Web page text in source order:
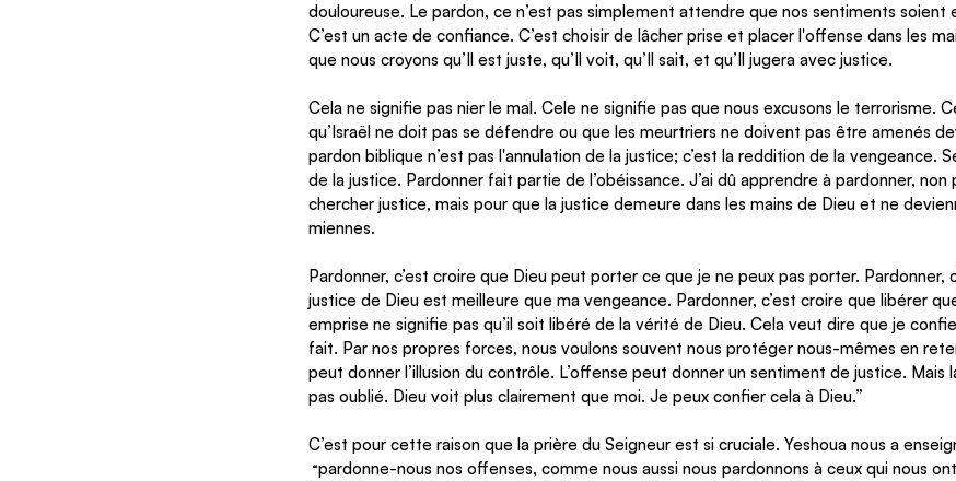
douloureuse. Le pardon, ce n’est pas simplement attendre que nos sentiments soient
C’est un acte de confiance. C’est choisir de lâcher prise et placer l'offense dans les
que nous croyons qu’Il est juste, qu’Il voit, qu’Il sait, et qu’Il jugera avec justice.
Cela ne signifie pas nier le mal. Cele ne signifie pas que nous excusons le terrorisme.
qu’Israël ne doit pas se défendre ou que les meurtriers ne doivent pas être amenés
pardon biblique n’est pas l'annulation de la justice; c’est la reddition de la vengeance.
de la justice. Pardonner fait partie de l’obéissance. J’ai dû apprendre à pardonner, non
chercher justice, mais pour que la justice demeure dans les mains de Dieu et ne
miennes.
Pardonner, c’est croire que Dieu peut porter ce que je ne peux pas porter. Pardonner,
justice de Dieu est meilleure que ma vengeance. Pardonner, c’est croire que libérer
emprise ne signifie pas qu’il soit libéré de la vérité de Dieu. Cela veut dire que je
fait. Par nos propres forces, nous voulons souvent nous protéger nous-mêmes en
peut donner l’illusion du contrôle. L’offense peut donner un sentiment de justice. Mais
pas oublié. Dieu voit plus clairement que moi. Je peux confier cela à Dieu.”
C’est pour cette raison que la prière du Seigneur est si cruciale. Yeshoua nous a
“pardonne-nous nos offenses, comme nous aussi nous pardonnons à ceux qui nous